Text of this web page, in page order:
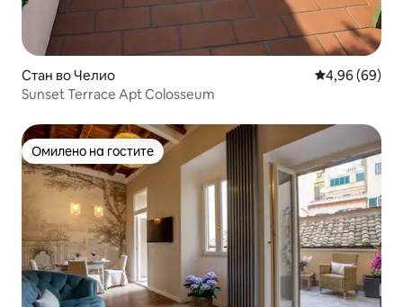
Стан во Челио Просечна
4,96 (69)
Sunset Terrace Apt Colosseum
Омилено на гостите
Омилено на гостите